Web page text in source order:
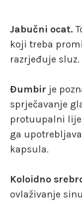
Jabučni ocat.
koji treba
razrjeđuje sluz.
Đumbir je
sprječavanje
protuupalni
ga
kapsula.
Koloidno
ovlaživanje